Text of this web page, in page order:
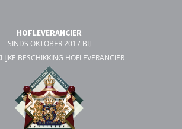
HOFLEVERANCIER
SINDS OKTOBER 2017 BIJ
BESCHIKKING HOFLEVERANCIER